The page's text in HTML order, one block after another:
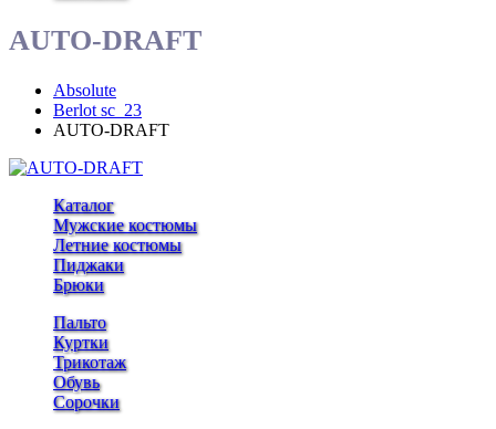
AUTO-DRAFT
Absolute
Berlot sc_23
AUTO-DRAFT
Каталог
Мужские костюмы
Летние костюмы
Пиджаки
Брюки
Пальто
Куртки
Трикотаж
Обувь
Сорочки